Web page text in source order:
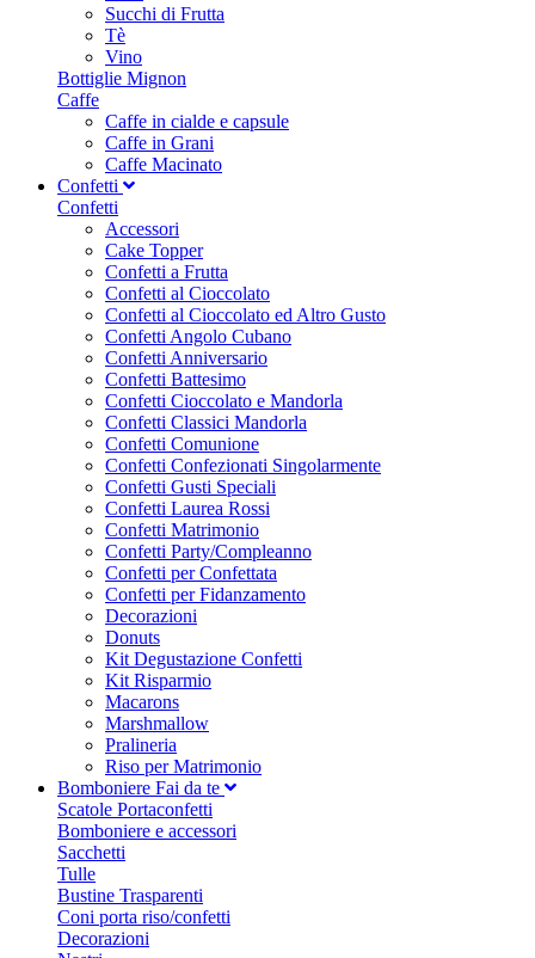
Succhi di Frutta
Tè
Vino
Bottiglie Mignon
Caffe
Caffe in cialde e capsule
Caffe in Grani
Caffe Macinato
Confetti
Confetti
Accessori
Cake Topper
Confetti a Frutta
Confetti al Cioccolato
Confetti al Cioccolato ed Altro Gusto
Confetti Angolo Cubano
Confetti Anniversario
Confetti Battesimo
Confetti Cioccolato e Mandorla
Confetti Classici Mandorla
Confetti Comunione
Confetti Confezionati Singolarmente
Confetti Gusti Speciali
Confetti Laurea Rossi
Confetti Matrimonio
Confetti Party/Compleanno
Confetti per Confettata
Confetti per Fidanzamento
Decorazioni
Donuts
Kit Degustazione Confetti
Kit Risparmio
Macarons
Marshmallow
Pralineria
Riso per Matrimonio
Bomboniere Fai da te
Scatole Portaconfetti
Bomboniere e accessori
Sacchetti
Tulle
Bustine Trasparenti
Coni porta riso/confetti
Decorazioni